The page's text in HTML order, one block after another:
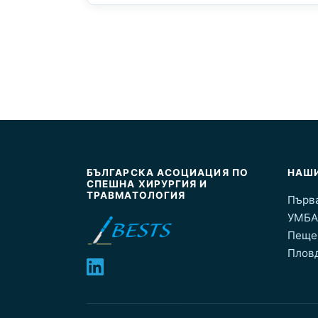
БЪЛГАРСКА АСОЦИАЦИЯ ПО
СПЕШНА ХИРУРГИЯ И
ТРАВМАТОЛОГИЯ